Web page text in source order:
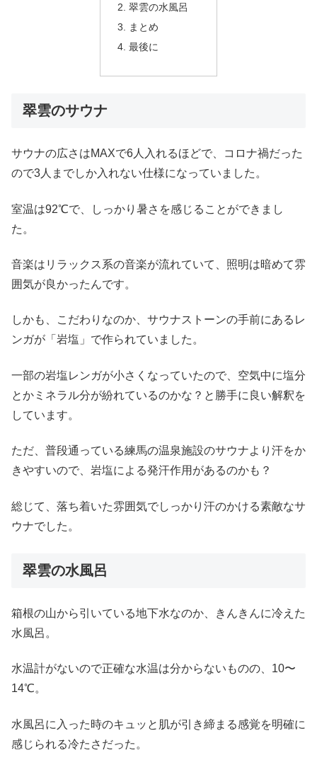
翠雲の水風呂
まとめ
最後に
翠雲のサウナ
サウナの広さはMAXで6人入れるほどで、コロナ禍だった
ので3人までしか入れない仕様になっていました。
室温は92℃で、しっかり暑さを感じることができまし
た。
音楽はリラックス系の音楽が流れていて、照明は暗めて雰
囲気が良かったんです。
しかも、こだわりなのか、サウナストーンの手前にあるレ
ンガが「岩塩」で作られていました。
一部の岩塩レンガが小さくなっていたので、空気中に塩分
とかミネラル分が紛れているのかな？と勝手に良い解釈を
しています。
ただ、普段通っている練馬の温泉施設のサウナより汗をか
きやすいので、岩塩による発汗作用があるのかも？
総じて、落ち着いた雰囲気でしっかり汗のかける素敵なサ
ウナでした。
翠雲の水風呂
箱根の山から引いている地下水なのか、きんきんに冷えた
水風呂。
水温計がないので正確な水温は分からないものの、10〜
14℃。
水風呂に入った時のキュッと肌が引き締まる感覚を明確に
感じられる冷たさだった。